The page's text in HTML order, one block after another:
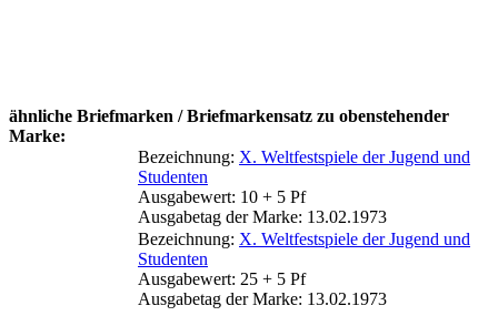
ähnliche Briefmarken / Briefmarkensatz zu obenstehender
Marke:
Bezeichnung: X. Weltfestspiele der Jugend und
Studenten
Ausgabewert: 10 + 5 Pf
Ausgabetag der Marke: 13.02.1973
Bezeichnung: X. Weltfestspiele der Jugend und
Studenten
Ausgabewert: 25 + 5 Pf
Ausgabetag der Marke: 13.02.1973